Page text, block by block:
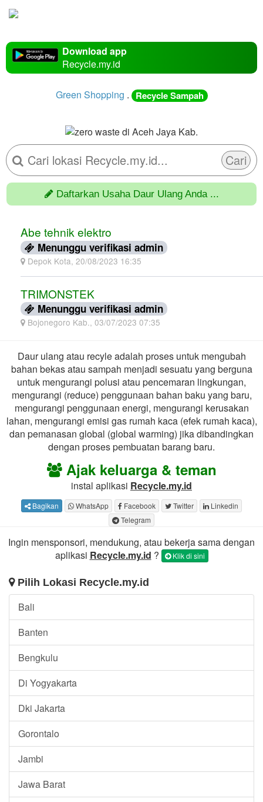
Download app
Recycle.my.id
Green Shopping . Recycle Sampah
Cari
Daftarkan Usaha Daur Ulang Anda ...
Abe tehnik elektro
Menunggu verifikasi admin
Depok Kota, 20/08/2023 16:35
TRIMONSTEK
Menunggu verifikasi admin
Bojonegoro Kab., 03/07/2023 07:35
Daur ulang atau recyle adalah proses untuk mengubah
bahan bekas atau sampah menjadi sesuatu yang berguna
untuk mengurangi polusi atau pencemaran lingkungan,
mengurangi (reduce) penggunaan bahan baku yang baru,
mengurangi penggunaan energi, mengurangi kerusakan
lahan, mengurangi emisi gas rumah kaca (efek rumah kaca),
dan pemanasan global (global warming) jika dibandingkan
dengan proses pembuatan barang baru.
Ajak keluarga & teman
instal aplikasi Recycle.my.id
Bagikan WhatsApp Facebook Twitter
Linkedin
Telegram
Ingin mensponsori, mendukung, atau bekerja sama dengan
aplikasi Recycle.my.id ? Klik di sini
Pilih Lokasi Recycle.my.id
Bali
Banten
Bengkulu
Di Yogyakarta
Dki Jakarta
Gorontalo
Jambi
Jawa Barat